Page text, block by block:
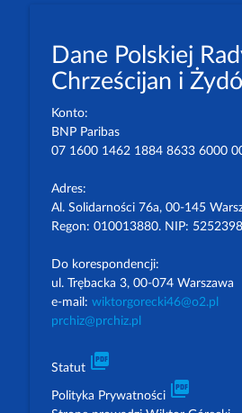
Dane Polskiej
Chrześcijan i
Konto:
BNP Paribas
07 1600 1462 1884 8633 6000
Adres:
Al. Solidarności 76a, 00-145
Regon: 010013880. NIP:
Do korespondencji:
ul. Trębacka 3, 00-074 Warszawa
e-mail: wiktorgorecki46@o2.pl
prchiz@prchiz.pl
Statut picture_as_pdf
Polityka Prywatności picture_as_pdf